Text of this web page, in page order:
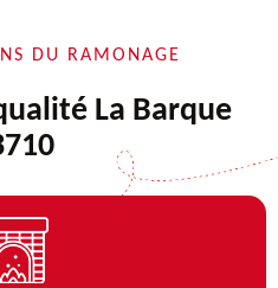
DU RAMONAGE
La Barque